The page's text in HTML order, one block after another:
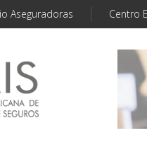
Aseguradoras Centro